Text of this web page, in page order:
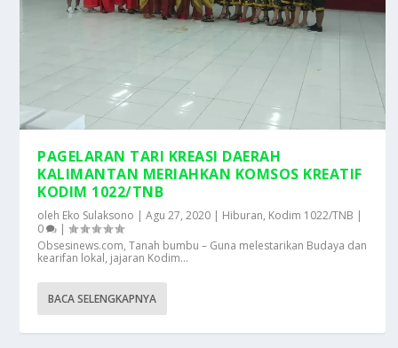
PAGELARAN TARI KREASI DAERAH
KALIMANTAN MERIAHKAN KOMSOS KREATIF
KODIM 1022/TNB
oleh Eko Sulaksono |Agu 27, 2020 | Hiburan, Kodim 1022/TNB |
0
|
Obsesinews.com, Tanah bumbu – Guna melestarikan Budaya dan
kearifan lokal, jajaran Kodim...
BACA SELENGKAPNYA